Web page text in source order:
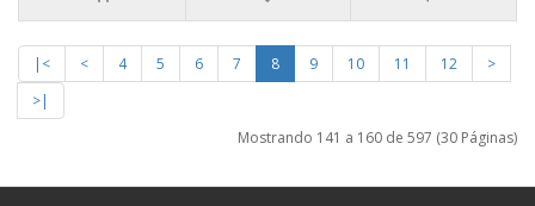
|< < 4 5 6 7 8 9 10 11 12
>
>|
Mostrando 141 a 160 de 597 (30 Páginas)